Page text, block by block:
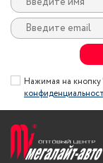
Нажимая на кнопку